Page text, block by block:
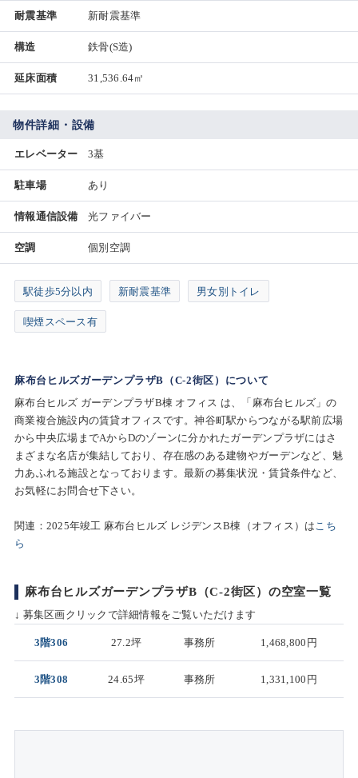
耐震基準 新耐震基準
構造 鉄骨(S造)
延床面積 31,536.64㎡
物件詳細・設備
エレベーター 3基
駐車場 あり
情報通信設備 光ファイバー
空調 個別空調
駅徒歩5分以内 新耐震基準 男女別トイレ
喫煙スペース有
麻布台ヒルズガーデンプラザB（C-2街区）について
麻布台ヒルズ ガーデンプラザB棟 オフィス は、「麻布台ヒルズ」の
商業複合施設内の賃貸オフィスです。神谷町駅からつながる駅前広場
から中央広場までAからDのゾーンに分かれたガーデンプラザにはさ
まざまな名店が集結しており、存在感のある建物やガーデンなど、魅
力あふれる施設となっております。最新の募集状況・賃貸条件など、
お気軽にお問合せ下さい。
関連：2025年竣工 麻布台ヒルズ レジデンスB棟（オフィス）はこち
ら
麻布台ヒルズガーデンプラザB（C-2街区）の空室一覧
↓ 募集区画クリックで詳細情報をご覧いただけます
3階306 27.2坪 事務所 1,468,800円
3階308 24.65坪 事務所 1,331,100円